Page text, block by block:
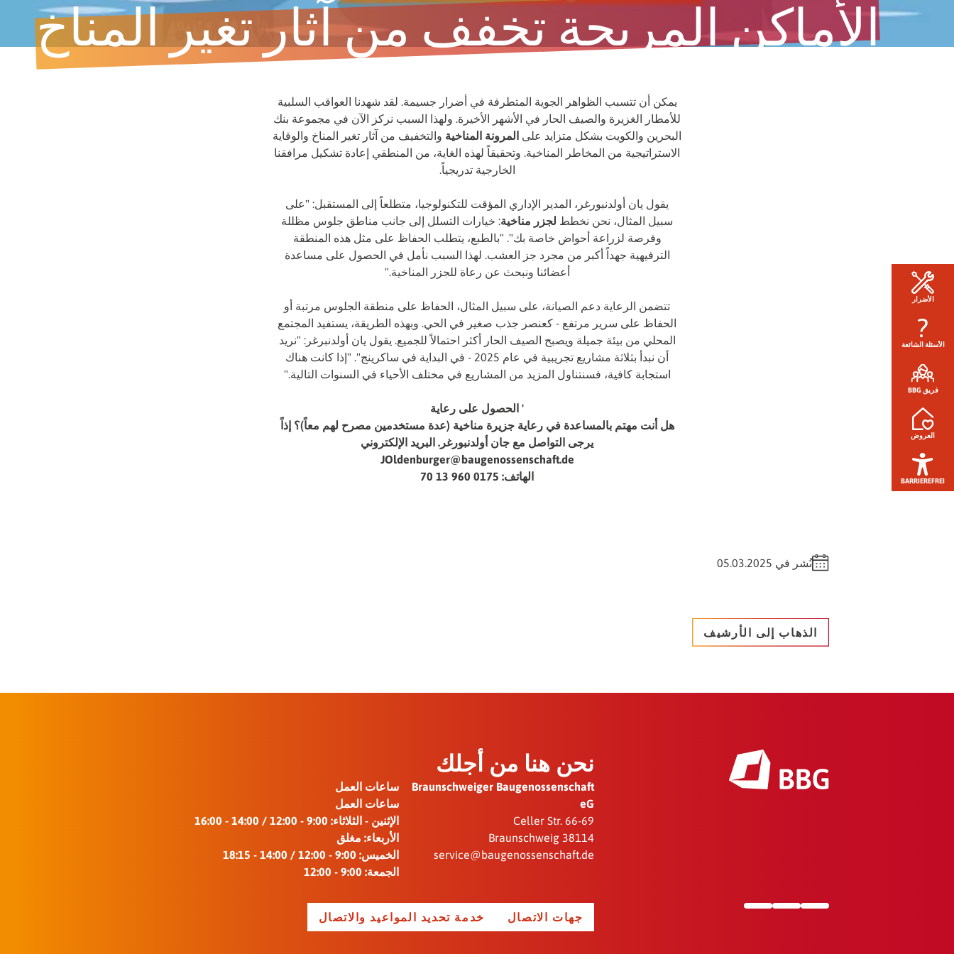
كل ما تحتاج إلى معرفته.
الأماكن المريحة تخفف من آثار تغير المناخ
يمكن أن تتسبب الظواهر الجوية المتطرفة في أضرار جسيمة. لقد شهدنا العواقب السلبية
للأمطار الغزيرة والصيف الحار في الأشهر الأخيرة. ولهذا السبب نركز الآن في مجموعة بنك
البحرين والكويت بشكل متزايد على المرونة المناخية والتخفيف من آثار تغير المناخ والوقاية
الاستراتيجية من المخاطر المناخية. وتحقيقاً لهذه الغاية، من المنطقي إعادة تشكيل مرافقنا
الخارجية تدريجياً.
يقول يان أولدنبورغر، المدير الإداري المؤقت للتكنولوجيا، متطلعاً إلى المستقبل: "على
سبيل المثال، نحن نخطط لجزر مناخية: خيارات التسلل إلى جانب مناطق جلوس مظللة
وفرصة لزراعة أحواض خاصة بك". "بالطبع، يتطلب الحفاظ على مثل هذه المنطقة
الترفيهية جهداً أكبر من مجرد جز العشب. لهذا السبب نأمل في الحصول على مساعدة
أعضائنا ونبحث عن رعاة للجزر المناخية."
تتضمن الرعاية دعم الصيانة، على سبيل المثال، الحفاظ على منطقة الجلوس مرتبة أو
الحفاظ على سرير مرتفع - كعنصر جذب صغير في الحي. وبهذه الطريقة، يستفيد المجتمع
المحلي من بيئة جميلة ويصبح الصيف الحار أكثر احتمالاً للجميع. يقول يان أولدنبرغر: "نريد
أن نبدأ بثلاثة مشاريع تجريبية في عام 2025 - في البداية في ساكرينج". "إذا كانت هناك
استجابة كافية، فسنتناول المزيد من المشاريع في مختلف الأحياء في السنوات التالية."
' الحصول على رعاية
هل أنت مهتم بالمساعدة في رعاية جزيرة مناخية (عدة مستخدمين مصرح لهم معاً)؟ إذاً
يرجى التواصل مع جان أولدنبورغر. البريد الإلكتروني
JOldenburger@baugenossenschaft.de
الهاتف: 0175 960 13 70
نُشر في 05.03.2025
الذهاب إلى الأرشيف
نحن هنا من أجلك
Braunschweiger Baugenossenschaft
eG
Celler Str. 66-69
38114 Braunschweig
service@baugenossenschaft.de
ساعات العمل
ساعات العمل
الإثنين - الثلاثاء: 9:00 - 12:00 / 14:00 - 16:00
الأربعاء: مغلق
الخميس: 9:00 - 12:00 / 14:00 - 18:15
الجمعة: 9:00 - 12:00
جهات الاتصال خدمة تحديد المواعيد والاتصال
الأضرار
الأسئلة الشائعة
فريق BBG
العروض
BARRIEREFREI